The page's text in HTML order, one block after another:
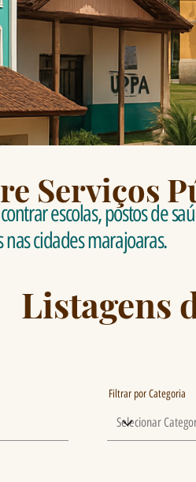
Serviços
escolas, postos de
nas cidades marajoaras.
Listagens
Filtrar por Categoria